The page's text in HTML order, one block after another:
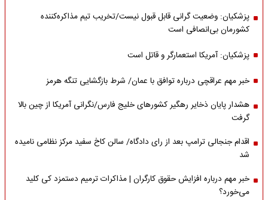
پزشکیان: وضعیت گرانی قابل قبول نیست/تخریب تیم مذاکره‌کننده
کشورمان بی‌انصافی است
پزشکیان: آمریکا استعمارگر و قاتل است
خبر مهم عراقچی درباره توافق با عمان/ شرط بازگشایی تنگه هرمز
هشدار پایان ذخایر رهگیر کشورهای خلیج فارس/نگرانی آمریکا از چین بالا
گرفت
اقدام جنجالی ترامپ بعد از رای دادگاه/ سالن کاخ سفید مرکز نظامی نامیده
شد
خبر مهم درباره افزایش حقوق کارگران | مذاکرات ترمیم دستمزد کی کلید
می‌خورد؟